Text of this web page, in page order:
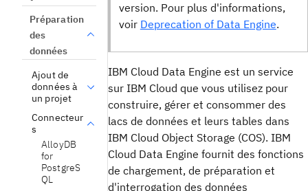
Préparation
des
données
Ajout de
données à
un projet
Connecteur
s
AlloyDB
for
PostgreS
QL
version. Pour plus d'informations,
voir Deprecation of Data Engine.
IBM Cloud Data Engine est un service
sur IBM Cloud que vous utilisez pour
construire, gérer et consommer des
lacs de données et leurs tables dans
IBM Cloud Object Storage (COS). IBM
Cloud Data Engine fournit des fonctions
de chargement, de préparation et
d'interrogation des données